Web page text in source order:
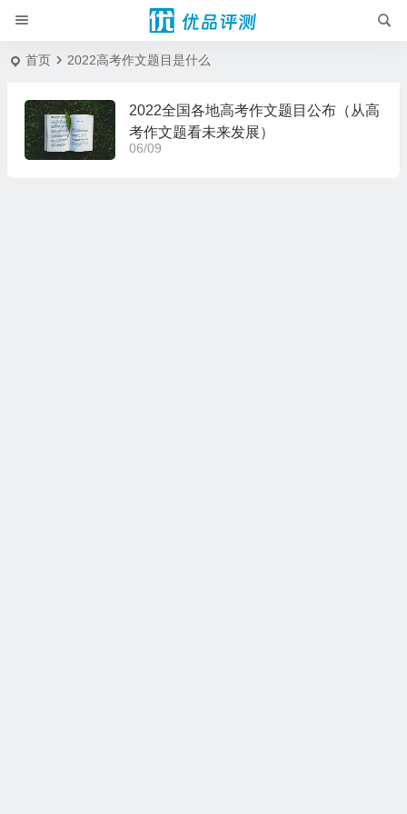
首页 2022高考作文题目是什么
2022全国各地高考作文题目公布（从高
考作文题看未来发展）
06/09